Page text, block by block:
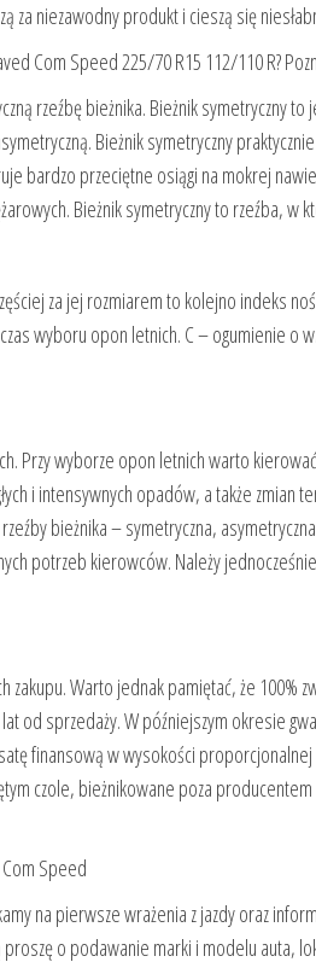
niezawodny produkt i cieszą się
Com Speed 225/70 R15 112/110 R?
rzeźbę bieżnika. Bieżnik symetryczny to
Bieżnik symetryczny
bardzo przeciętne osiągi na mokrej
Bieżnik symetryczny to rzeźba, w
za jej rozmiarem to kolejno indeks
wyboru opon letnich. C – ogumienie o
Przy wyborze opon letnich warto
i intensywnych opadów, a także zmian
bieżnika – symetryczna,
potrzeb kierowców. Należy
zakupu. Warto jednak pamiętać, że 100%
od sprzedaży. W późniejszym okresie
finansową w wysokości
czole, bieżnikowane poza producentem
Speed
na pierwsze wrażenia z jazdy oraz
o podawanie marki i modelu auta,